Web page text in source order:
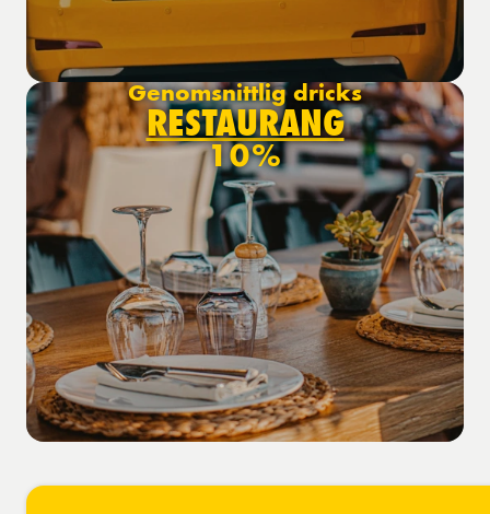
Genomsnittlig dricks
RESTAURANG
10%